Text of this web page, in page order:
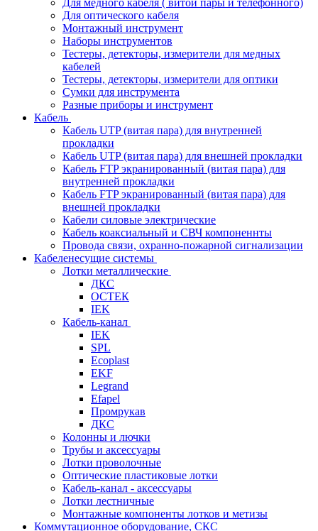
Для медного кабеля ( витой пары и телефонного)
Для оптического кабеля
Монтажный инструмент
Наборы инструментов
Тестеры, детекторы, измерители для медных
кабелей
Тестеры, детекторы, измерители для оптики
Сумки для инструмента
Разные приборы и инструмент
Кабель
Кабель UTP (витая пара) для внутренней
прокладки
Кабель UTP (витая пара) для внешней прокладки
Кабель FTP экранированный (витая пара) для
внутренней прокладки
Кабель FTP экранированный (витая пара) для
внешней прокладки
Кабели силовые электрические
Кабель коаксиальный и СВЧ компоненнты
Провода связи, охранно-пожарной сигнализации
Кабеленесущие системы
Лотки металлические
ДКС
ОСТЕК
IEK
Кабель-канал
IEK
SPL
Ecoplast
EKF
Legrand
Efapel
Промрукав
ДКС
Колонны и лючки
Трубы и аксессуары
Лотки проволочные
Оптические пластиковые лотки
Кабель-канал - аксессуары
Лотки лестничные
Монтажные компоненты лотков и метизы
Коммутационное оборудование, СКС